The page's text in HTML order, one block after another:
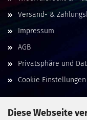
Diese Webseite
Versand- &
Impressum
AGB
Privatsphäre und
Cookie Einstellungen